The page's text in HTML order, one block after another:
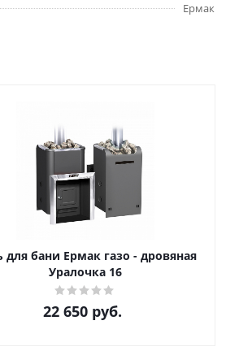
Ермак
для бани Ермак газо - дровяная
Уралочка 16
22 650руб.